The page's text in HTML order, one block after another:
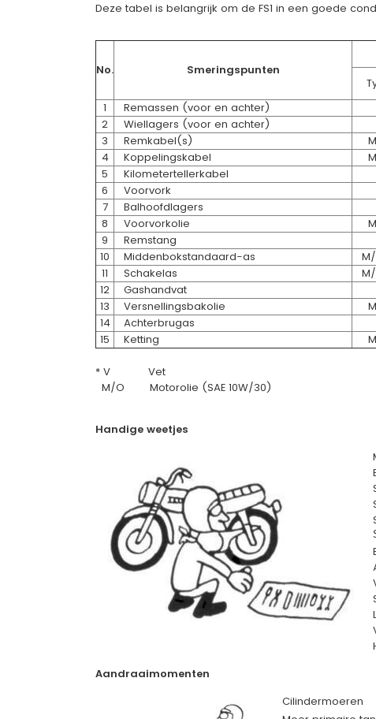
Deze tabel is belangrijk om de FS1 in een goede
No. Smeringspunten
1
Remassen (voor en achter)
2 Wiellagers (voor en achter)
3 Remkabel(s)
4 Koppelingskabel
5 Kilometertellerkabel
6 Voorvork
7 Balhoofdlagers
8 Voorvorkolie
9 Remstang
10 Middenbokstandaard-as
11 Schakelas
12 Gashandvat
13 Versnellingsbakolie
14 Achterbrugas
15 Ketting
* V Vet
M/O Motorolie (SAE 10W/30)
Handige weetjes
Aandraaimomenten
Cilindermoeren